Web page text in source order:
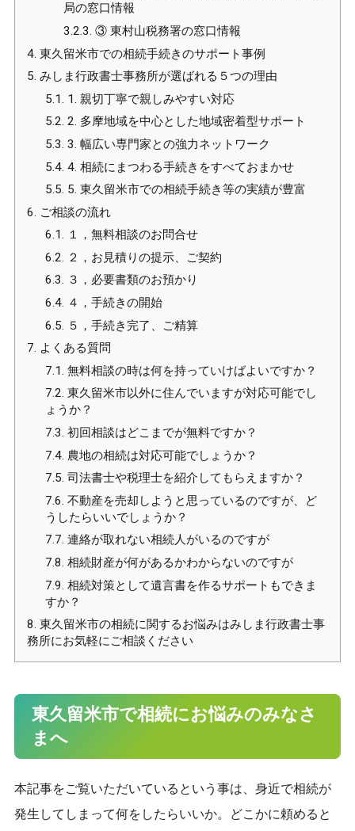
局の窓口情報
3.2.3. ③ 東村山税務署の窓口情報
4. 東久留米市での相続手続きのサポート事例
5. みしま行政書士事務所が選ばれる５つの理由
5.1. 1. 親切丁寧で親しみやすい対応
5.2. 2. 多摩地域を中心とした地域密着型サポート
5.3. 3. 幅広い専門家との強力ネットワーク
5.4. 4. 相続にまつわる手続きをすべておまかせ
5.5. 5. 東久留米市での相続手続き等の実績が豊富
6. ご相談の流れ
6.1. １，無料相談のお問合せ
6.2. ２，お見積りの提示、ご契約
6.3. ３，必要書類のお預かり
6.4. ４，手続きの開始
6.5. ５，手続き完了、ご精算
7. よくある質問
7.1. 無料相談の時は何を持っていけばよいですか？
7.2. 東久留米市以外に住んでいますが対応可能でし
ょうか？
7.3. 初回相談はどこまでが無料ですか？
7.4. 農地の相続は対応可能でしょうか？
7.5. 司法書士や税理士を紹介してもらえますか？
7.6. 不動産を売却しようと思っているのですが、ど
うしたらいいでしょうか？
7.7. 連絡が取れない相続人がいるのですが
7.8. 相続財産が何があるかわからないのですが
7.9. 相続対策として遺言書を作るサポートもできま
すか？
8. 東久留米市の相続に関するお悩みはみしま行政書士事
務所にお気軽にご相談ください
東久留米市で相続にお悩みのみなさ
まへ
本記事をご覧いただいているという事は、身近で相続が
発生してしまって何をしたらいいか。どこかに頼めると